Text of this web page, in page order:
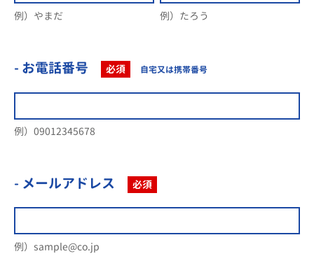
例）やまだ 例）たろう
- お電話番号 必須 自宅又は携帯番号
例）09012345678
- メールアドレス 必須
例）sample@co.jp